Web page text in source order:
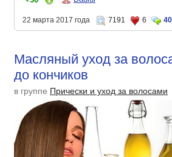
22 марта 2017 года 7191 6 40
Масляный уход за
до кончиков
в группе Прически и уход за волосами